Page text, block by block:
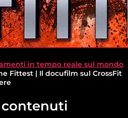
in tempo reale sul mondo
Fittest | Il docufilm sul CrossFit
contenuti